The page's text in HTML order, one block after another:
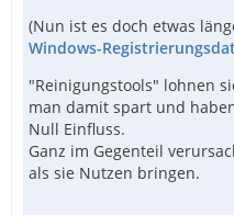
(Nun ist es doch etwas
Windows-
"Reinigungstools" lohnen
man damit spart und
Null Einfluss.
Ganz im Gegenteil
als sie Nutzen bringen.